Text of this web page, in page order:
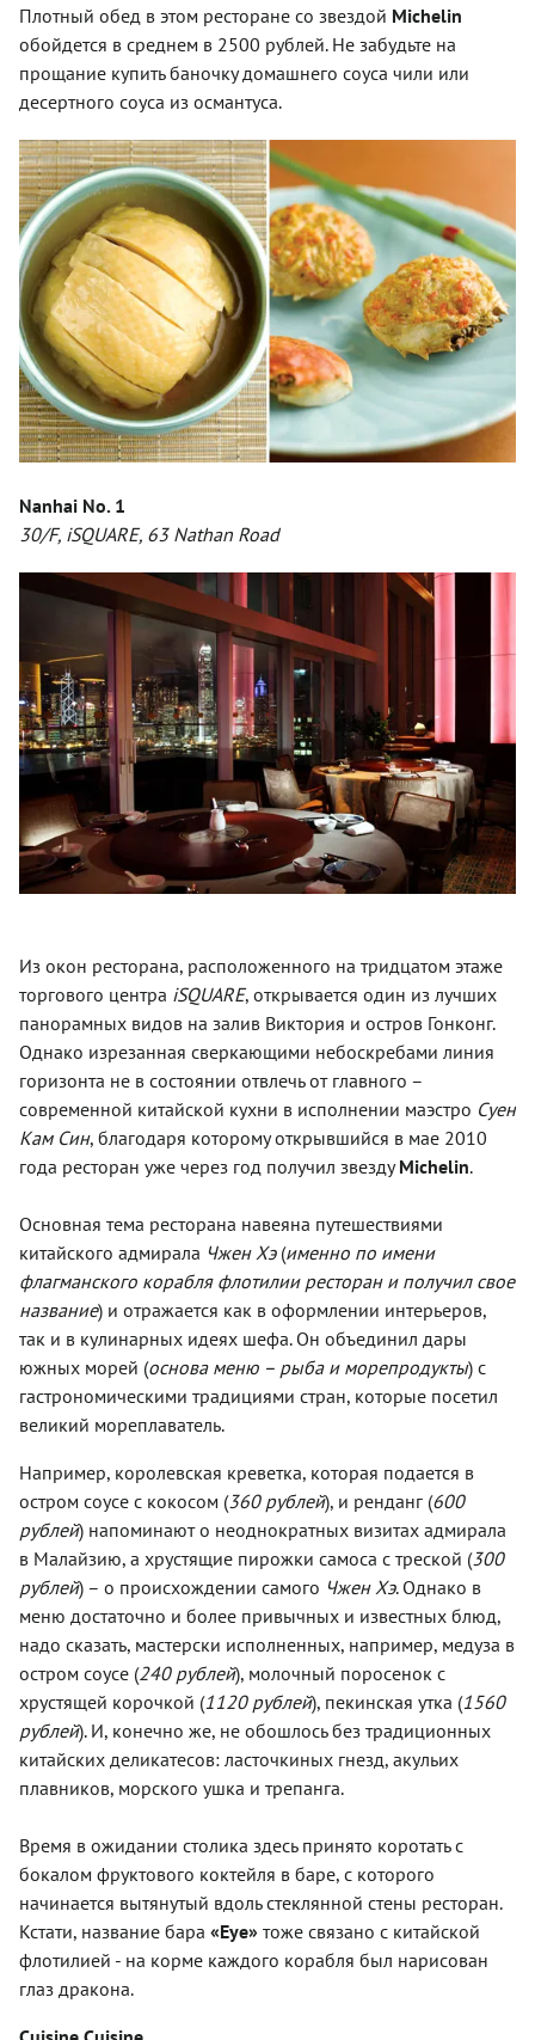
Плотный обед в этом ресторане со звездой Michelin
обойдется в среднем в 2500 рублей. Не забудьте на
прощание купить баночку домашнего соуса чили или
десертного соуса из османтуса.
Nanhai No. 1
30/F, iSQUARE, 63 Nathan Road
Из окон ресторана, расположенного на тридцатом этаже
торгового центра iSQUARE, открывается один из лучших
панорамных видов на залив Виктория и остров Гонконг.
Однако изрезанная сверкающими небоскребами линия
горизонта не в состоянии отвлечь от главного –
современной китайской кухни в исполнении маэстро Суен
Кам Син, благодаря которому открывшийся в мае 2010
года ресторан уже через год получил звездуMichelin.
Основная тема ресторана навеяна путешествиями
китайского адмирала Чжен Хэ(именно по имени
флагманского корабля флотилии ресторан и получил свое
название) и отражается как в оформлении интерьеров,
так и в кулинарных идеях шефа. Он объединил дары
южных морей (основа меню – рыба и морепродукты) с
гастрономическими традициями стран, которые посетил
великий мореплаватель.
Например, королевская креветка, которая подается в
остром соусе с кокосом (360 рублей), и ренданг (600
рублей) напоминают о неоднократных визитах адмирала
в Малайзию, а хрустящие пирожки самоса с треской (300
рублей) – о происхождении самого Чжен Хэ. Однако в
меню достаточно и более привычных и известных блюд,
надо сказать, мастерски исполненных, например, медуза в
остром соусе (240 рублей), молочный поросенок с
хрустящей корочкой (1120 рублей), пекинская утка (1560
рублей). И, конечно же, не обошлось без традиционных
китайских деликатесов: ласточкиных гнезд, акульих
плавников, морского ушка и трепанга.
Время в ожидании столика здесь принято коротать с
бокалом фруктового коктейля в баре, с которого
начинается вытянутый вдоль стеклянной стены ресторан.
Кстати, название бара «Eye» тоже связано с китайской
флотилией - на корме каждого корабля был нарисован
глаз дракона.